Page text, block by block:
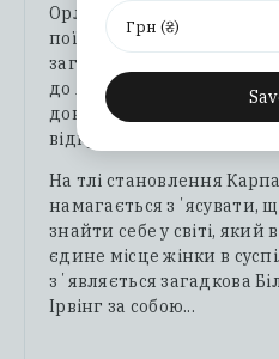
Орлеані, але її мати, Уля,
поїхати в рідне село до
загадковою смертю.
до Америки, але вітчим
документів і грошей
відкрито недолюблює.
На тлі становлення
намагається зʼясувати,
знайти себе у світі, який
єдине місце жінки в
зʼявляється загадкова
Ірвінг за собою...
Грн (₴)